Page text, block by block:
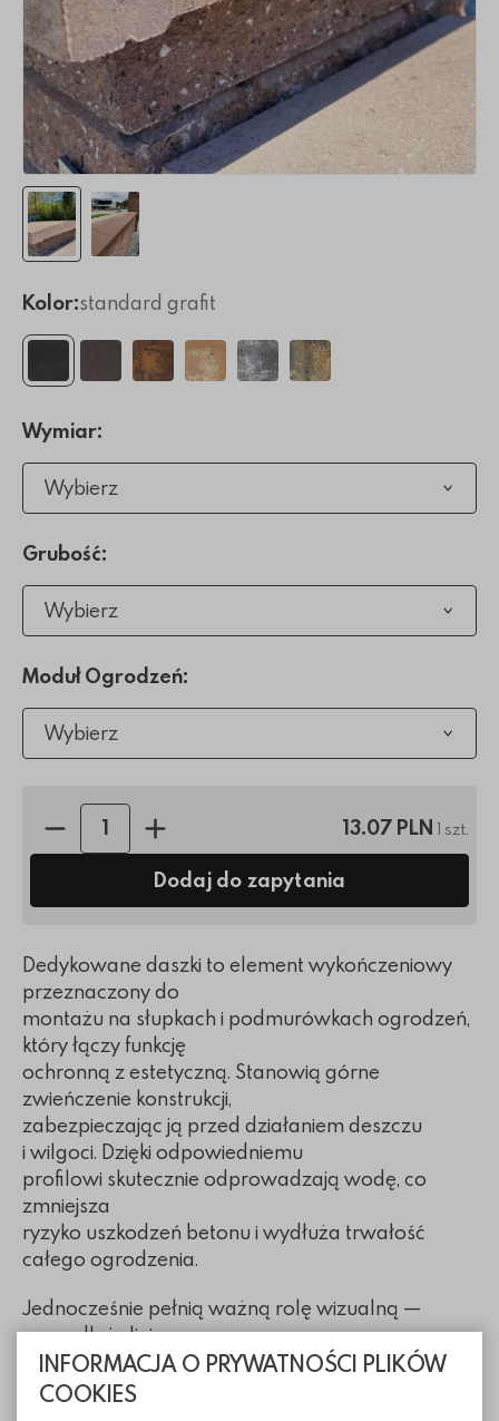
INFORMACJA O PRYWATNOŚCI PLIKÓW
COOKIES
Kolor:standard grafit
Wymiar:
Wybierz
Grubość:
Wybierz
Moduł Ogrodzeń:
Wybierz
Ilość sztuk: 13.07 PLN 1 szt.
Dodaj do zapytania
Dedykowane daszki to element wykończeniowy
przeznaczony do
montażu na słupkach i podmurówkach ogrodzeń,
który łączy funkcję
ochronną z estetyczną. Stanowią górne
zwieńczenie konstrukcji,
zabezpieczając ją przed działaniem deszczu
i wilgoci. Dzięki odpowiedniemu
profilowi skutecznie odprowadzają wodę, co
zmniejsza
ryzyko uszkodzeń betonu i wydłuża trwałość
całego ogrodzenia.
Jednocześnie pełnią ważną rolę wizualną —
porządkują linię
ogrodzenia, nadają mu elegancki, kompletny
charakter i podkreślają